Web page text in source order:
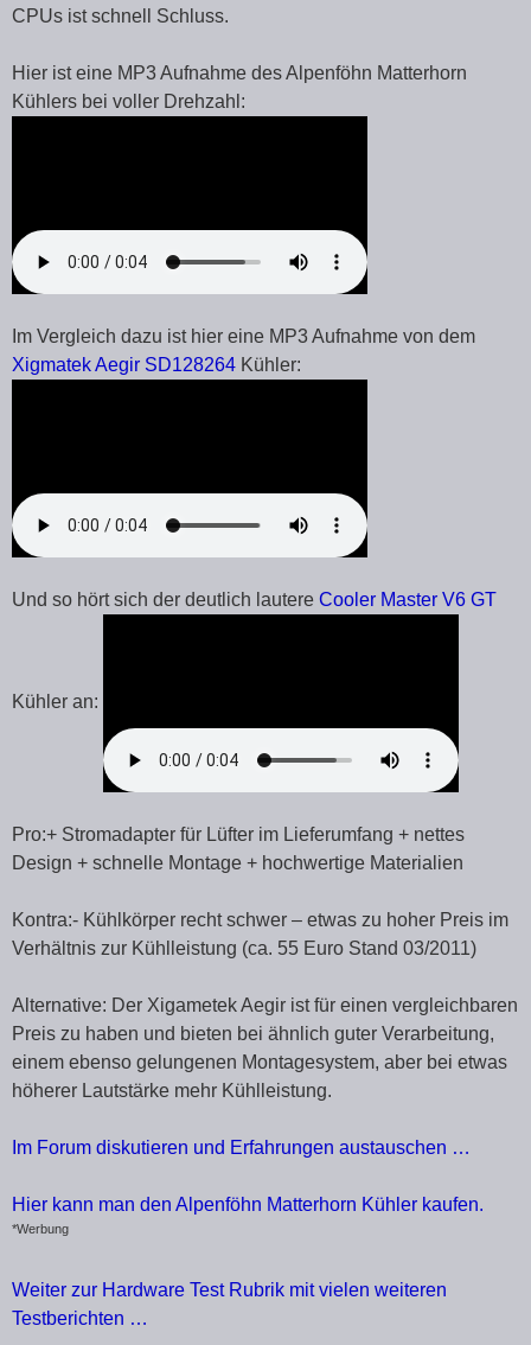
CPUs ist schnell Schluss.
Hier ist eine MP3 Aufnahme des Alpenföhn Matterhorn
Kühlers bei voller Drehzahl:
Im Vergleich dazu ist hier eine MP3 Aufnahme von dem
Xigmatek Aegir SD128264 Kühler:
Und so hört sich der deutlich lautere Cooler Master V6 GT
Kühler an:
Pro:+ Stromadapter für Lüfter im Lieferumfang + nettes
Design + schnelle Montage + hochwertige Materialien
Kontra:- Kühlkörper recht schwer – etwas zu hoher Preis im
Verhältnis zur Kühlleistung (ca. 55 Euro Stand 03/2011)
Alternative: Der Xigametek Aegir ist für einen vergleichbaren
Preis zu haben und bieten bei ähnlich guter Verarbeitung,
einem ebenso gelungenen Montagesystem, aber bei etwas
höherer Lautstärke mehr Kühlleistung.
Im Forum diskutieren und Erfahrungen austauschen …
Hier kann man den Alpenföhn Matterhorn Kühler kaufen.
*Werbung
Weiter zur Hardware Test Rubrik mit vielen weiteren
Testberichten …